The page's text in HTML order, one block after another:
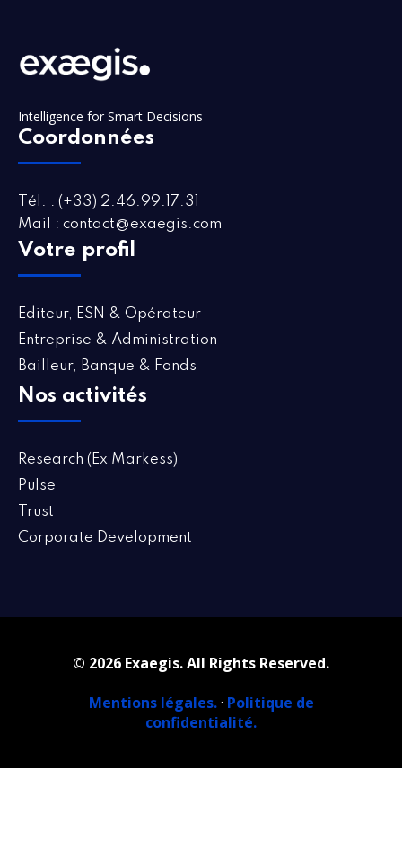
Intelligence for Smart Decisions
Coordonnées
Tél. : (+33) 2.46.99.17.31
Mail : contact@exaegis.com
Votre profil
Editeur, ESN & Opérateur
Entreprise & Administration
Bailleur, Banque & Fonds
Nos activités
Research (Ex Markess)
Pulse
Trust
Corporate Development
© 2026 Exaegis. All Rights Reserved.
Mentions légales.· Politique de
confidentialité.